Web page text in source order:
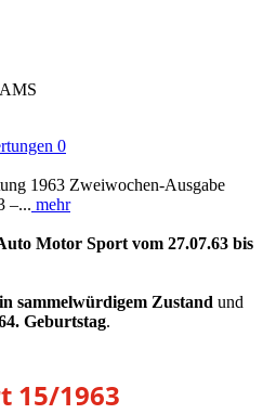
0
1963 Zweiwochen-Ausgabe
–... mehr
Motor Sport vom 27.07.63 bis
sammelwürdigem Zustand und
Geburtstag.
15/1963